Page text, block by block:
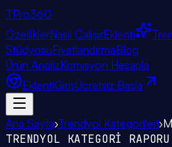
TPro360
ÖzelliklerNasıl ÇalışırEklenti
StüdyosuFiyatlandırmaBlog
Ürün AnalizKomisyon Hesapla
EklentiGirişÜcretsiz Başla
Ana Sayfa›Trendyol Kategorileri›
TRENDYOL KATEGORİ RAPORU